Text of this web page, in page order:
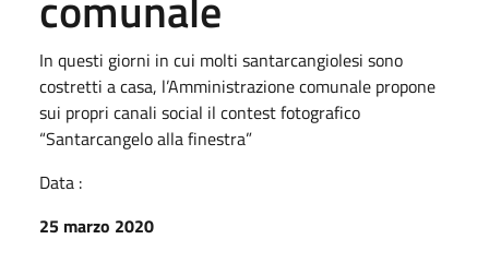
In questi giorni in cui molti santarcangiolesi sono
costretti a casa, l’Amministrazione comunale propone
sui propri canali social il contest fotografico
“Santarcangelo alla finestra”
Data :
25 marzo 2020